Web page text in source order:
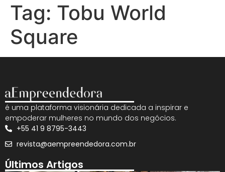
Tag: Tobu World
Square
é uma plataforma visionária dedicada a inspirar e
empoderar mulheres no mundo dos negócios.
+55 41 9 8795-3443
revista@aempreendedora.com.br
Últimos Artigos